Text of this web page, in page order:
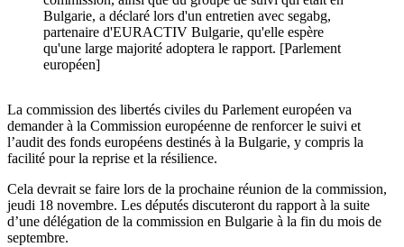
Bulgarie, a déclaré lors d'un entretien avec segabg,
partenaire d'EURACTIV Bulgarie, qu'elle espère
qu'une large majorité adoptera le rapport. [Parlement
européen]
La commission des libertés civiles du Parlement européen va
demander à la Commission européenne de renforcer le suivi et
l’audit des fonds européens destinés à la Bulgarie, y compris la
facilité pour la reprise et la résilience.
Cela devrait se faire lors de la prochaine réunion de la commission,
jeudi 18 novembre. Les députés discuteront du rapport à la suite
d’une délégation de la commission en Bulgarie à la fin du mois de
septembre.